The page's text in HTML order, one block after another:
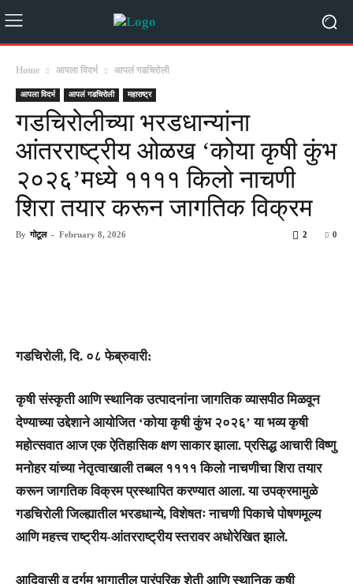
Home आपला विदर्भ आपलं गडचिरोली
आपला विदर्भ आपलं गडचिरोली महाराष्ट्र
गडचिरोलीच्या भरडधान्यांना
आंतरराष्ट्रीय ओळख ‘कोया कृषी कुंभ
२०२६’मध्ये ११११ किलो नाचणी
शिरा तयार करून जागतिक विक्रम
By गोटूल - February 8, 2026 0
2
गडचिरोली, दि. ०८ फेब्रुवारी:
कृषी संस्कृती आणि स्थानिक उत्पादनांना जागतिक व्यासपीठ मिळवून
देण्याच्या उद्देशाने आयोजित ‘कोया कृषी कुंभ २०२६’ या भव्य कृषी
महोत्सवात आज एक ऐतिहासिक क्षण साकार झाला. प्रसिद्ध आचारी विष्णु
मनोहर यांच्या नेतृत्वाखाली तब्बल ११११ किलो नाचणीचा शिरा तयार
करून जागतिक विक्रम प्रस्थापित करण्यात आला. या उपक्रमामुळे
गडचिरोली जिल्ह्यातील भरडधान्ये, विशेषतः नाचणी पिकाचे पोषणमूल्य
आणि महत्त्व राष्ट्रीय-आंतरराष्ट्रीय स्तरावर अधोरेखित झाले.
आदिवासी व दुर्गम भागातील पारंपरिक शेती आणि स्थानिक कृषी